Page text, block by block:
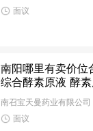
面议
南阳哪里有卖价
综合酵素原液 酵
南召宝天曼药业有限公司
面议